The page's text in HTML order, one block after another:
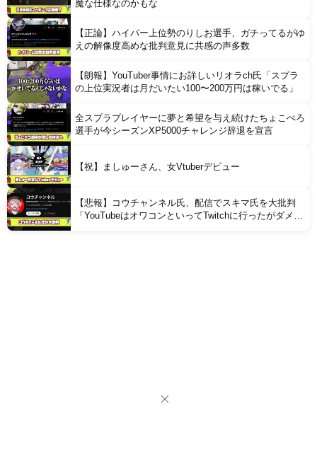
魔な仕様なのかもな
【正論】ハイパー上位勢のりしお選手、ガチってるがゆ
えの解像度高めな批判意見に共感の声多数
【朗報】YouTuber事情にお詳しいリオラch氏「スプラ
の上位実況者は月だいたい100〜200万円は稼いでる」
全スプラプレイヤーに夢と希望を与え続けたちょこぺろ
選手が今シーズンXP5000チャレンジ辞退を宣言
【祝】ましゅーさん、女Vtuberデビュー
【悲報】コウチャンネル氏、配信でスキマ氏を大批判
「YouTubeはオワコンといってTwitchに行ったがダメで